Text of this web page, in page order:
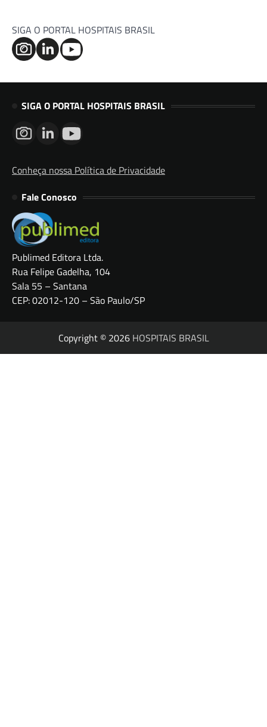
SIGA O PORTAL HOSPITAIS BRASIL
SIGA O PORTAL HOSPITAIS BRASIL
Conheça nossa Política de Privacidade
Fale Conosco
Publimed Editora Ltda.
Rua Felipe Gadelha, 104
Sala 55 – Santana
CEP: 02012-120 – São Paulo/SP
Copyright © 2026 HOSPITAIS BRASIL